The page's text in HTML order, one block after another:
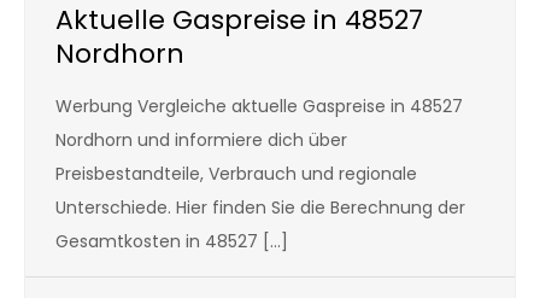
Aktuelle Gaspreise in 48527
Nordhorn
Werbung Vergleiche aktuelle Gaspreise in 48527
Nordhorn und informiere dich über
Preisbestandteile, Verbrauch und regionale
Unterschiede. Hier finden Sie die Berechnung der
Gesamtkosten in 48527 […]